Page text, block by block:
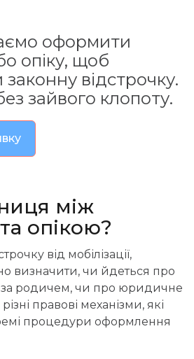
оформити
опіку, щоб
відстрочку.
зайвого клопоту.
між
опікою?
від мобілізації,
визначити, чи йдеться про
за родичем, чи про юридичне
правові механізми, які
процедури оформлення